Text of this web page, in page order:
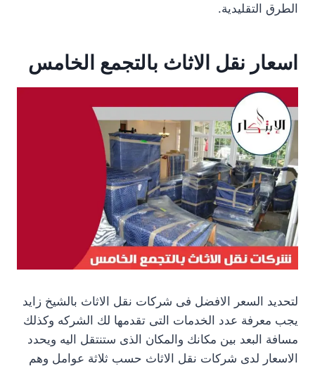
الطرق التقليدية.
اسعار نقل الاثاث بالتجمع الخامس
لتحديد السعر الافضل فى شركات نقل الاثاث بالشيخ زايد
يجب معرفة عدد الخدمات التى تقدمها لك الشركه وكذلك
مسافة البعد بين مكانك والمكان الذى ستنتقل اليه ويحدد
الاسعار لدى شركات نقل الاثاث حسب ثلاثة عوامل وهم